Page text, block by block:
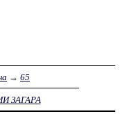
→ 65
ЗАГАРА